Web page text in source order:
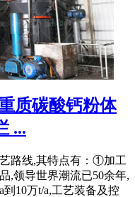
质碳酸钙粉体
...
路线,其特点有：①加工
,领导世界潮流已50余年,
10万t/a,工艺装备及控